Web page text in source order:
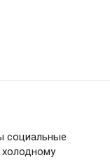
социальные
холодному